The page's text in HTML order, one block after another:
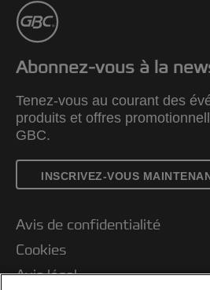
Abonnez-vous à la
Tenez-vous au courant des
produits et offres
GBC.
INSCRIVEZ-VOUS
Avis de confidentialité
Cookies
Avis légal